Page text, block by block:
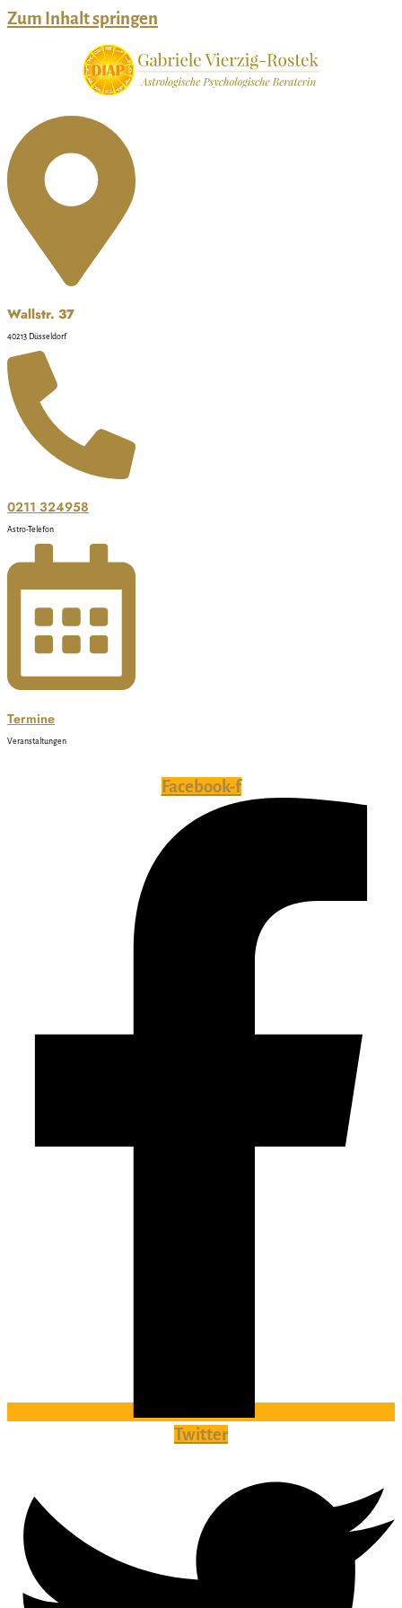
Zum Inhalt springen
Wallstr. 37
40213 Düsseldorf
0211 324958
Astro-Telefon
Termine
Veranstaltungen
Facebook-f
Twitter